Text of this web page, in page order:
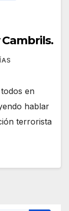
en
hablar
terrorista